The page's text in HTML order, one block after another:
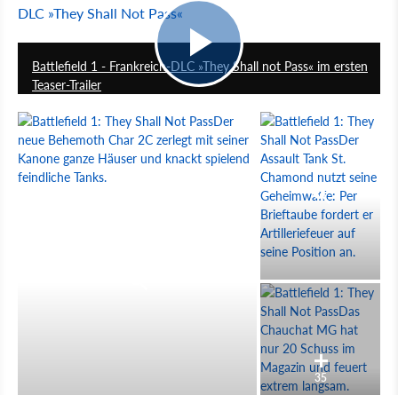
DLC »They Shall Not Pass«
Battlefield 1 - Frankreich-DLC »They Shall not Pass« im ersten
Teaser-Trailer
35